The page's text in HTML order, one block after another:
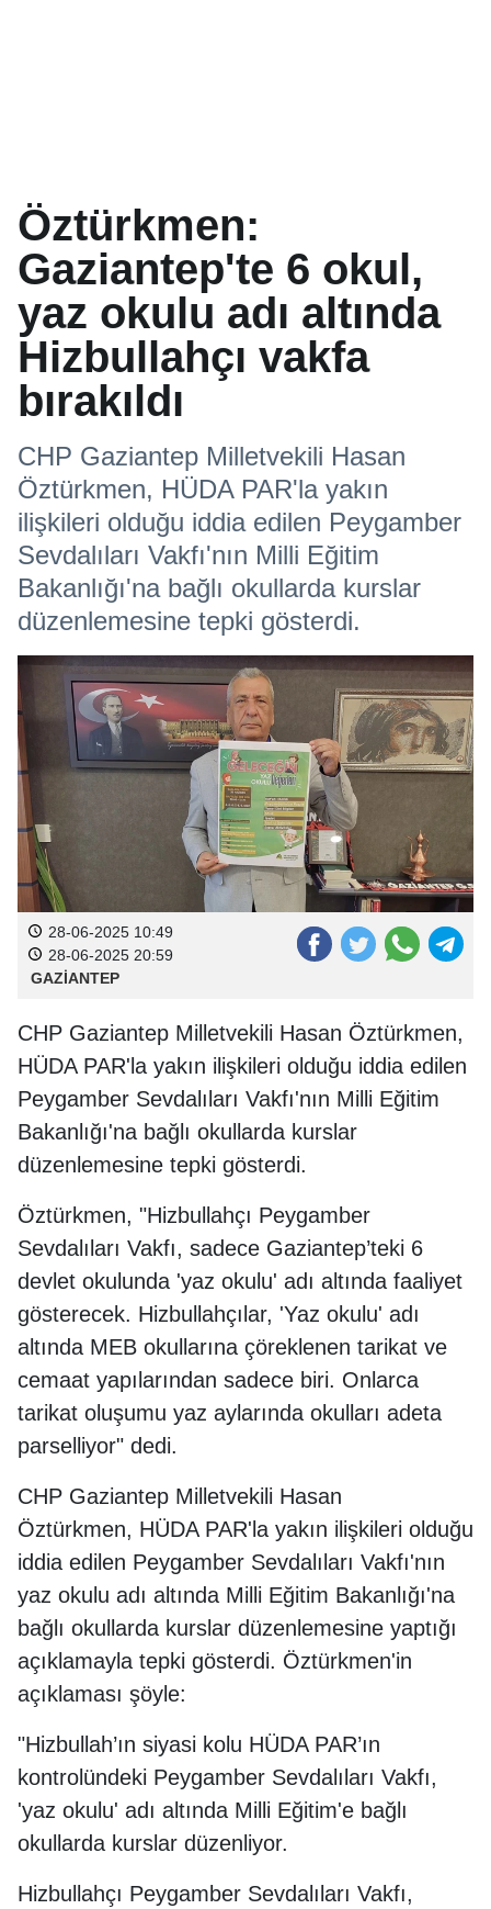
Öztürkmen:
Gaziantep'te 6 okul,
yaz okulu adı altında
Hizbullahçı vakfa
bırakıldı
CHP Gaziantep Milletvekili Hasan
Öztürkmen, HÜDA PAR'la yakın
ilişkileri olduğu iddia edilen Peygamber
Sevdalıları Vakfı'nın Milli Eğitim
Bakanlığı'na bağlı okullarda kurslar
düzenlemesine tepki gösterdi.
28-06-2025 10:49
28-06-2025 20:59
GAZİANTEP
CHP Gaziantep Milletvekili Hasan Öztürkmen,
HÜDA PAR'la yakın ilişkileri olduğu iddia edilen
Peygamber Sevdalıları Vakfı'nın Milli Eğitim
Bakanlığı'na bağlı okullarda kurslar
düzenlemesine tepki gösterdi.
Öztürkmen, "Hizbullahçı Peygamber
Sevdalıları Vakfı, sadece Gaziantep’teki 6
devlet okulunda 'yaz okulu' adı altında faaliyet
gösterecek. Hizbullahçılar, 'Yaz okulu' adı
altında MEB okullarına çöreklenen tarikat ve
cemaat yapılarından sadece biri. Onlarca
tarikat oluşumu yaz aylarında okulları adeta
parselliyor" dedi.
CHP Gaziantep Milletvekili Hasan
Öztürkmen, HÜDA PAR'la yakın ilişkileri olduğu
iddia edilen Peygamber Sevdalıları Vakfı'nın
yaz okulu adı altında Milli Eğitim Bakanlığı'na
bağlı okullarda kurslar düzenlemesine yaptığı
açıklamayla tepki gösterdi. Öztürkmen'in
açıklaması şöyle:
"Hizbullah’ın siyasi kolu HÜDA PAR’ın
kontrolündeki Peygamber Sevdalıları Vakfı,
'yaz okulu' adı altında Milli Eğitim'e bağlı
okullarda kurslar düzenliyor.
Hizbullahçı Peygamber Sevdalıları Vakfı,